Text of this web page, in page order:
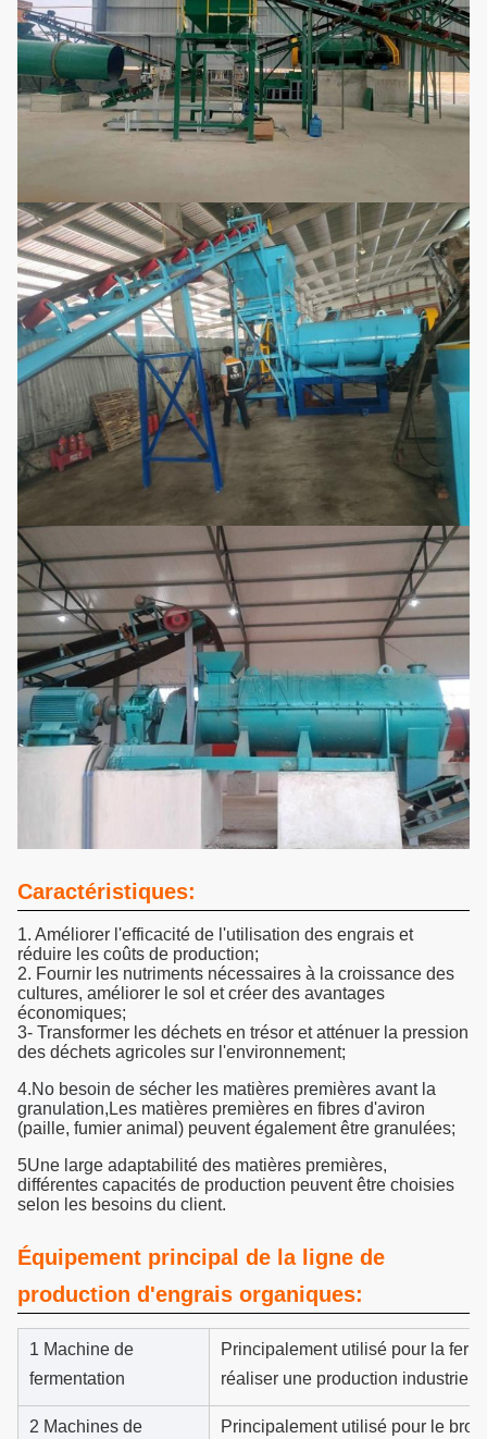
Caractéristiques:
1. Améliorer l'efficacité de l'utilisation des engrais et
réduire les coûts de production;
2. Fournir les nutriments nécessaires à la croissance des
cultures, améliorer le sol et créer des avantages
économiques;
3- Transformer les déchets en trésor et atténuer la pression
des déchets agricoles sur l'environnement;
4.No besoin de sécher les matières premières avant la
granulation, Les matières premières en fibres d'aviron
(paille, fumier animal) peuvent également être granulées;
5Une large adaptabilité des matières premières,
différentes capacités de production peuvent être choisies
selon les besoins du client.
Équipement principal de la ligne de
production d'engrais organiques:
1 Machine de
fermentation
Principalement utilisé pour la
réaliser une production
2 Machines de
Principalement utilisé pour le